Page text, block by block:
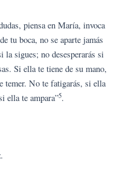
piensa en María, invoca
tu boca, no se aparte jamás
sigues; no desesperarás si
Si ella te tiene de su mano,
temer. No te fatigarás, si ella
ella te ampara”5.